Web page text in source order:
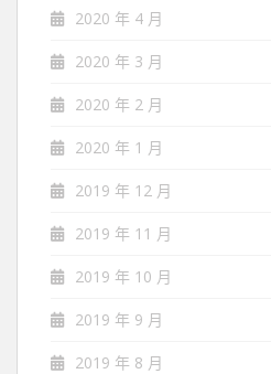
2020 年 4 月
2020 年 3 月
2020 年 2 月
2020 年 1 月
2019 年 12 月
2019 年 11 月
2019 年 10 月
2019 年 9 月
2019 年 8 月